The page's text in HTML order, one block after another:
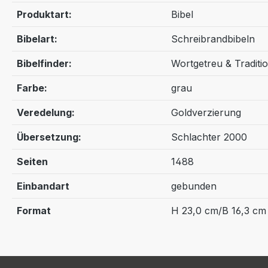
Produktart: Bibel
Bibelart: Schreibrandbibeln
Bibelfinder: Wortgetreu &
Farbe: grau
Veredelung: Goldverzierung
Übersetzung: Schlachter 2000
Seiten 1488
Einbandart gebunden
Format H 23,0 cm/B 16,3 cm